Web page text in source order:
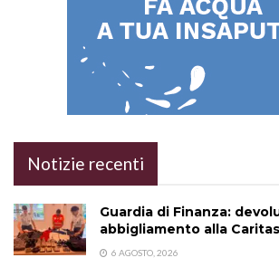
Notizie recenti
Guardia di Finanza:
abbigliamento alla Caritas
6 AGOSTO, 2026